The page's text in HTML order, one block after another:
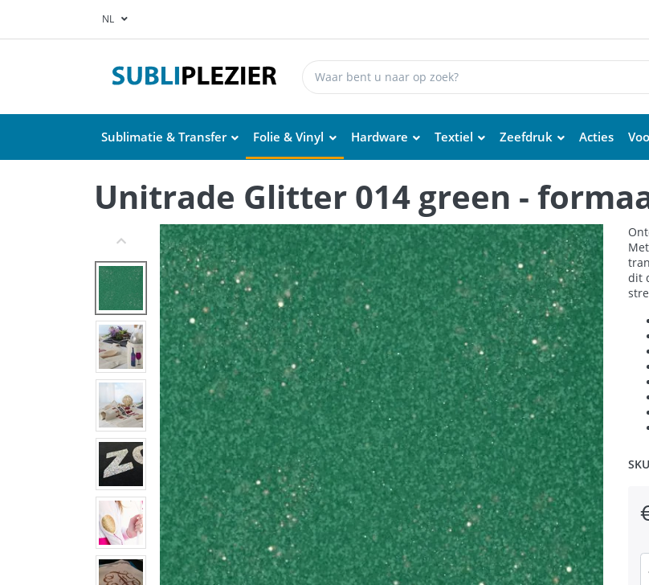
NL
Sublimatie & Transfer Folie & Vinyl Hardware Textiel Zeefdruk Acties
Unitrade Glitter 014 green -
dit
SKU